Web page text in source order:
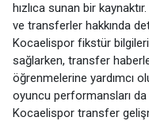
hızlıca sunan bir
ve transferler hakkında
Kocaelispor fikstür
sağlarken, transfer
öğrenmelerine yardımcı
oyuncu performansları
Kocaelispor transfer